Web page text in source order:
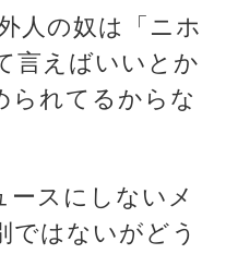
人の奴は「ニホ
言えばいいとか
られてるからな
ースにしないメ
ではないがどう